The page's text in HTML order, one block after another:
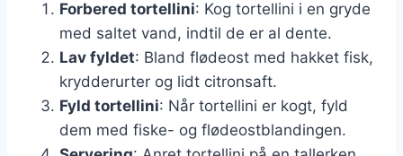
Forbered tortellini: Kog tortellini i en gryde
med saltet vand, indtil de er al dente.
Lav fyldet: Bland flødeost med hakket fisk,
krydderurter og lidt citronsaft.
Fyld tortellini: Når tortellini er kogt, fyld
dem med fiske- og flødeostblandingen.